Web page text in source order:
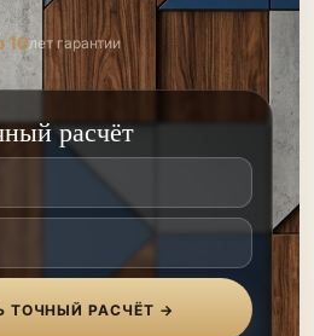
10лет гарантии
расчёт
ТОЧНЫЙ РАСЧЁТ →